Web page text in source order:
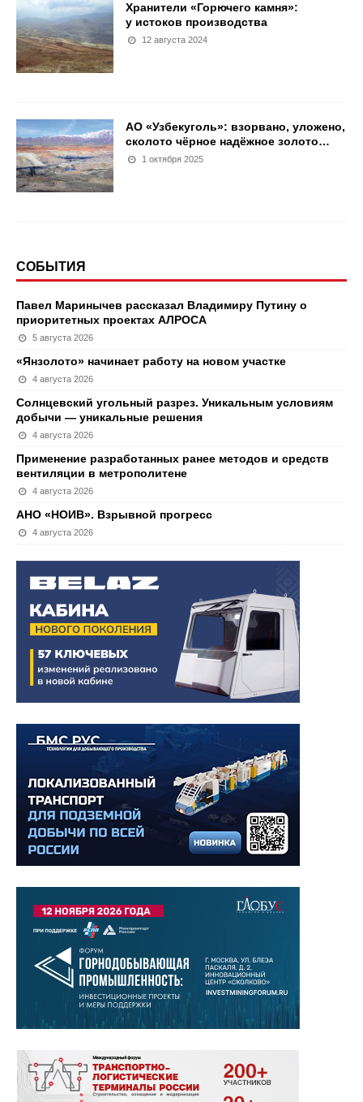
Хранители «Горючего камня»:
у истоков производства
12 августа 2024
АО «Узбекуголь»: взорвано, уложено,
сколото чёрное надёжное золото…
1 октября 2025
СОБЫТИЯ
Павел Маринычев рассказал Владимиру Путину о
приоритетных проектах АЛРОСА
5 августа 2026
«Янзолото» начинает работу на новом участке
4 августа 2026
Солнцевский угольный разрез. Уникальным условиям
добычи — уникальные решения
4 августа 2026
Применение разработанных ранее методов и средств
вентиляции в метрополитене
4 августа 2026
АНО «НОИВ». Взрывной прогресс
4 августа 2026